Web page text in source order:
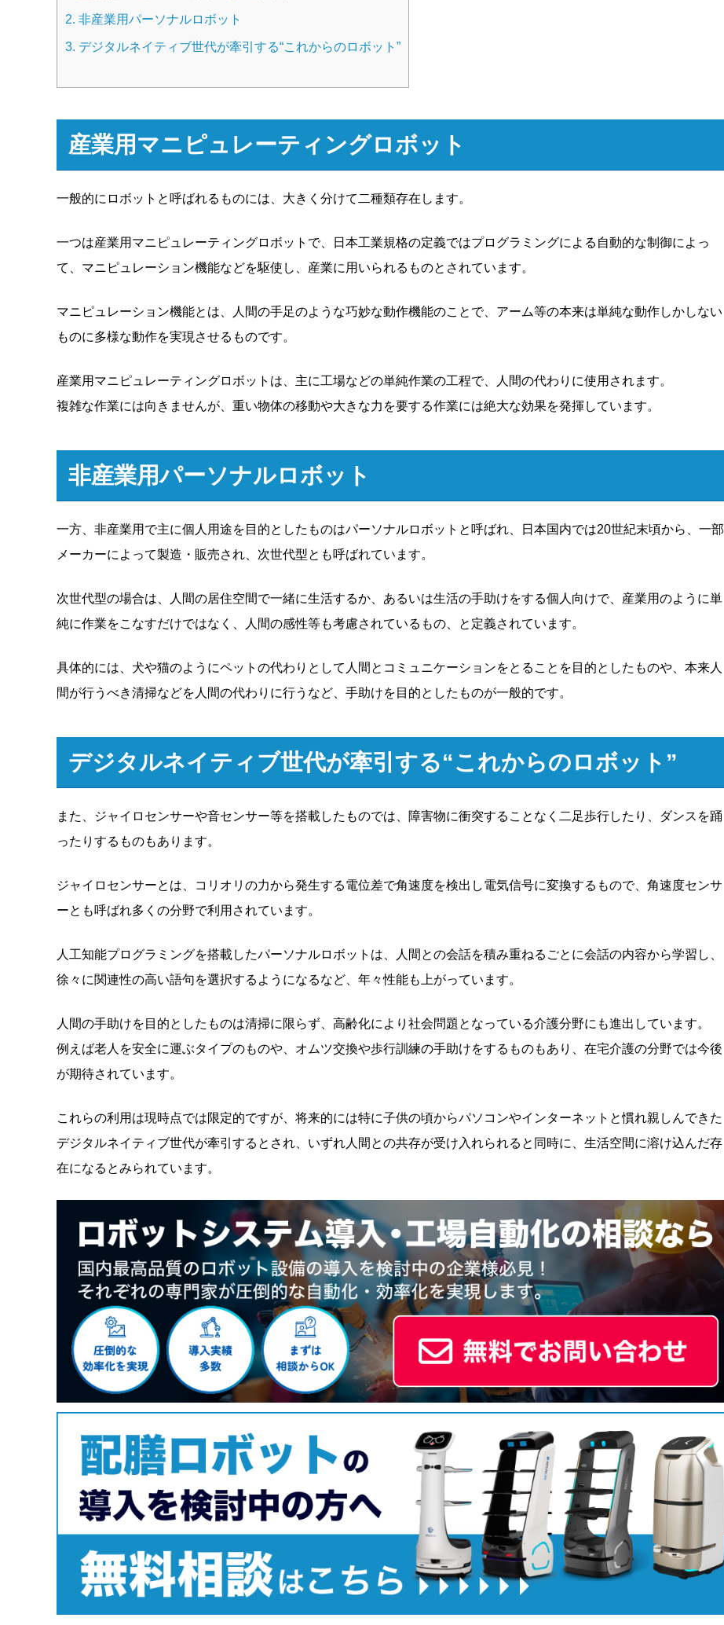
2. 非産業用パーソナルロボット
3. デジタルネイティブ世代が牽引する“これからのロボット”
産業用マニピュレーティングロボット
一般的にロボットと呼ばれるものには、大きく分けて二種類存在します。
一つは産業用マニピュレーティングロボットで、日本工業規格の定義ではプログラミングによる自動的な制御によっ
て、マニピュレーション機能などを駆使し、産業に用いられるものとされています。
マニピュレーション機能とは、人間の手足のような巧妙な動作機能のことで、アーム等の本来は単純な動作しかしない
ものに多様な動作を実現させるものです。
産業用マニピュレーティングロボットは、主に工場などの単純作業の工程で、人間の代わりに使用されます。
複雑な作業には向きませんが、重い物体の移動や大きな力を要する作業には絶大な効果を発揮しています。
非産業用パーソナルロボット
一方、非産業用で主に個人用途を目的としたものはパーソナルロボットと呼ばれ、日本国内では20世紀末頃から、一部
メーカーによって製造・販売され、次世代型とも呼ばれています。
次世代型の場合は、人間の居住空間で一緒に生活するか、あるいは生活の手助けをする個人向けで、産業用のように単
純に作業をこなすだけではなく、人間の感性等も考慮されているもの、と定義されています。
具体的には、犬や猫のようにペットの代わりとして人間とコミュニケーションをとることを目的としたものや、本来人
間が行うべき清掃などを人間の代わりに行うなど、手助けを目的としたものが一般的です。
デジタルネイティブ世代が牽引する“これからのロボット”
また、ジャイロセンサーや音センサー等を搭載したものでは、障害物に衝突することなく二足歩行したり、ダンスを踊
ったりするものもあります。
ジャイロセンサーとは、コリオリの力から発生する電位差で角速度を検出し電気信号に変換するもので、角速度センサ
ーとも呼ばれ多くの分野で利用されています。
人工知能プログラミングを搭載したパーソナルロボットは、人間との会話を積み重ねるごとに会話の内容から学習し、
徐々に関連性の高い語句を選択するようになるなど、年々性能も上がっています。
人間の手助けを目的としたものは清掃に限らず、高齢化により社会問題となっている介護分野にも進出しています。
例えば老人を安全に運ぶタイプのものや、オムツ交換や歩行訓練の手助けをするものもあり、在宅介護の分野では今後
が期待されています。
これらの利用は現時点では限定的ですが、将来的には特に子供の頃からパソコンやインターネットと慣れ親しんできた
デジタルネイティブ世代が牽引するとされ、いずれ人間との共存が受け入れられると同時に、生活空間に溶け込んだ存
在になるとみられています。